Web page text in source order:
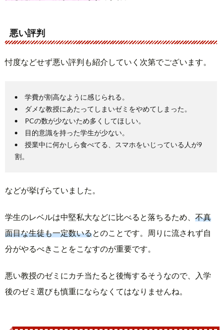
悪い評判
忖度などせず悪い評判も紹介していく次第でございます。
学費が割高なように感じられる。
ダメな教授にあたってしまいゼミをやめてしまった。
PCの数が少ないため多くしてほしい。
目的意識を持った学生が少ない。
授業中に何かしら食べてる、スマホをいじっている人が9
割。
などが挙げらていました。
学生のレベルは中堅私大などに比べると落ちるため、 不真
面目な生徒も一定数いるとのことです。周りに流されず自
分がやるべきことをこなすのが重要です。
悪い教授のゼミにカチ当たると後悔するそうなので、入学
後のゼミ選びも慎重にならなくてはなりませんね。